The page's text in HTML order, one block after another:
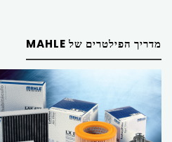
מדריך הפילטרים של MAHLE